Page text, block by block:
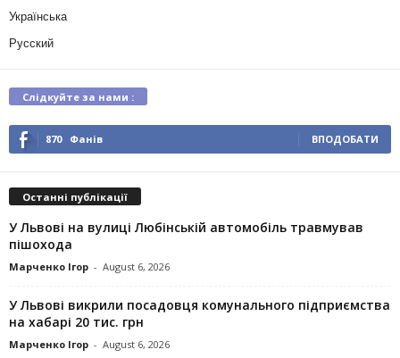
Українська
Русский
Слідкуйте за нами :
870 Фанів ВПОДОБАТИ
Останні публікації
У Львові на вулиці Любінській автомобіль травмував
пішохода
Марченко Ігор - August 6, 2026
У Львові викрили посадовця комунального підприємства
на хабарі 20 тис. грн
Марченко Ігор - August 6, 2026